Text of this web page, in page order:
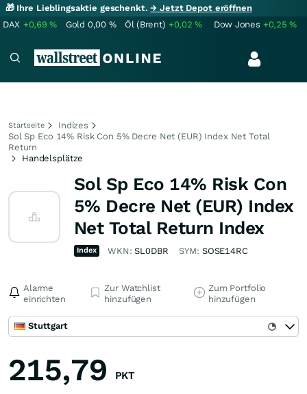
🎁 Ihre Lieblingsaktie geschenkt.→ Jetzt Depot eröffnen
DAX +0,69% Gold 0,00 % Öl (Brent) +0,02% Dow Jones +0,25%
Startseite
Indizes
Sol Sp Eco 14% Risk Con 5% Decre Net (EUR) Index Net Total
Return
Handelsplätze
Sol Sp Eco 14% Risk Con
5% Decre Net (EUR) Index
Net Total Return Index
Index WKN:SL0DBR SYM: SOSE14RC
Alarme
einrichten
Zur Watchlist
hinzufügen
Zum Portfolio
hinzufügen
Stuttgart
215,79 PKT